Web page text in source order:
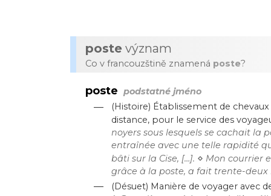
poste význam
Co v francouzštině znamená poste?
poste podstatné jméno
—
(Histoire) Établissement de
distance, pour le service des
noyers sous lesquels se cachait la
entraînée avec une telle rapidité
bâti sur la Cise, […]. ⋄ Mon courrier
grâce à la poste, a fait trente-deux
—
(Désuet) Manière de voyager avec